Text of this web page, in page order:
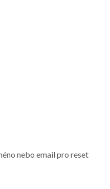
nebo email pro reset